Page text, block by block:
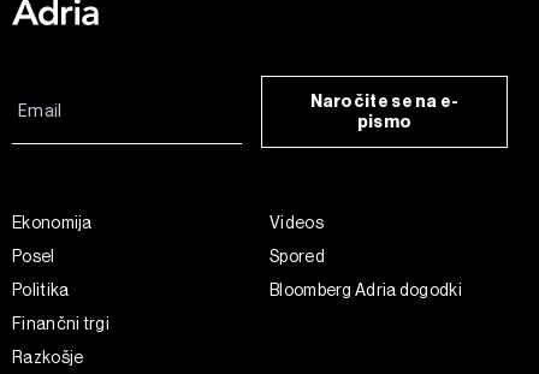
Naročite se na e-
pismo
Ekonomija
Posel
Politika
Finančni trgi
Razkošje
Videos
Spored
Bloomberg Adria dogodki